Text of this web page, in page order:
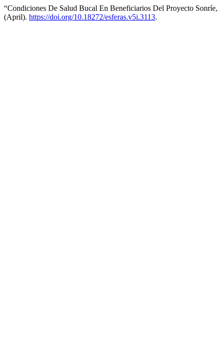
“Condiciones De Salud Bucal En Beneficiarios Del Proyecto
(April). https://doi.org/10.18272/esferas.v5i.3113.